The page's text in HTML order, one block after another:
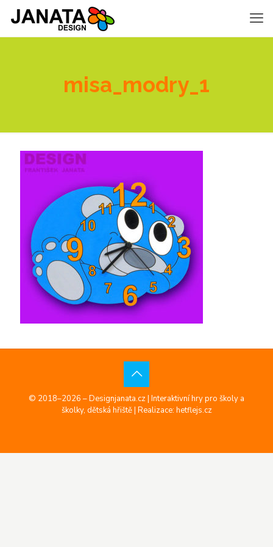
misa_modry_1
© 2018–2026 – Designjanata.cz | Interaktivní hry pro školy a
školky, dětská hřiště | Realizace: hetflejs.cz